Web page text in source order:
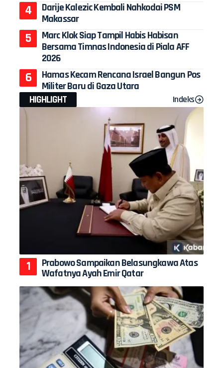
Darije Kalezic Kembali Nahkodai PSM
Makassar
Marc Klok Siap Tampil Habis Habisan
Bersama Timnas Indonesia di Piala AFF
2026
Hamas Kecam Rencana Israel Bangun Pos
Militer Baru di Gaza Utara
HIGHLIGHT
Indeks
Prabowo Sampaikan Belasungkawa Atas
Wafatnya Ayah Emir Qatar